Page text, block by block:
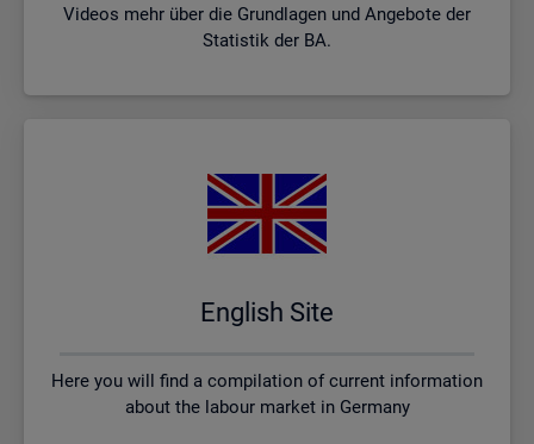
Videos mehr über die Grundlagen und Angebote der
Statistik der BA.
English Site
Here you will find a compilation of current information
about the labour market in Germany